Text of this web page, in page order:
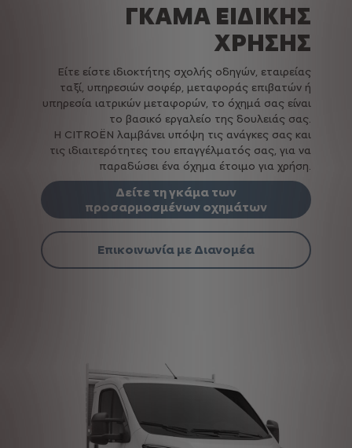
ΓΚΑΜΑ ΕΙΔΙΚΗΣ
ΧΡΗΣΗΣ
Είτε είστε ιδιοκτήτης σχολής οδηγών, εταιρείας
ταξί, υπηρεσιών σοφέρ, μεταφοράς επιβατών ή
υπηρεσία ιατρικών μεταφορών, το όχημά σας είναι
το βασικό εργαλείο της δουλειάς σας.
Η CITROËN λαμβάνει υπόψη τις ανάγκες σας και
τις ιδιαιτερότητες του επαγγέλματός σας, για να
παραδώσει ένα όχημα έτοιμο για χρήση.
Δείτε τη γκάμα των
προσαρμοσμένων οχημάτων
Επικοινωνία με Διανομέα